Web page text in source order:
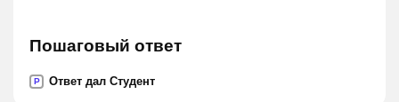
Пошаговый ответ
P Ответ дал Студент